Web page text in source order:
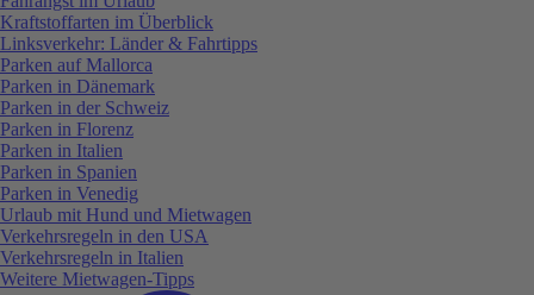
Kraftstoffarten im Überblick
Linksverkehr: Länder & Fahrtipps
Parken auf Mallorca
Parken in Dänemark
Parken in der Schweiz
Parken in Florenz
Parken in Italien
Parken in Spanien
Parken in Venedig
Urlaub mit Hund und Mietwagen
Verkehrsregeln in den USA
Verkehrsregeln in Italien
Weitere Mietwagen-Tipps